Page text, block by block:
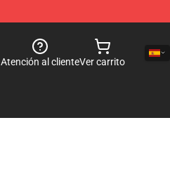
Atención al clienteVer carrito